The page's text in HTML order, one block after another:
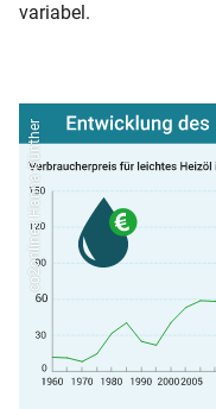
variabel.
co2online | Hanna Günther